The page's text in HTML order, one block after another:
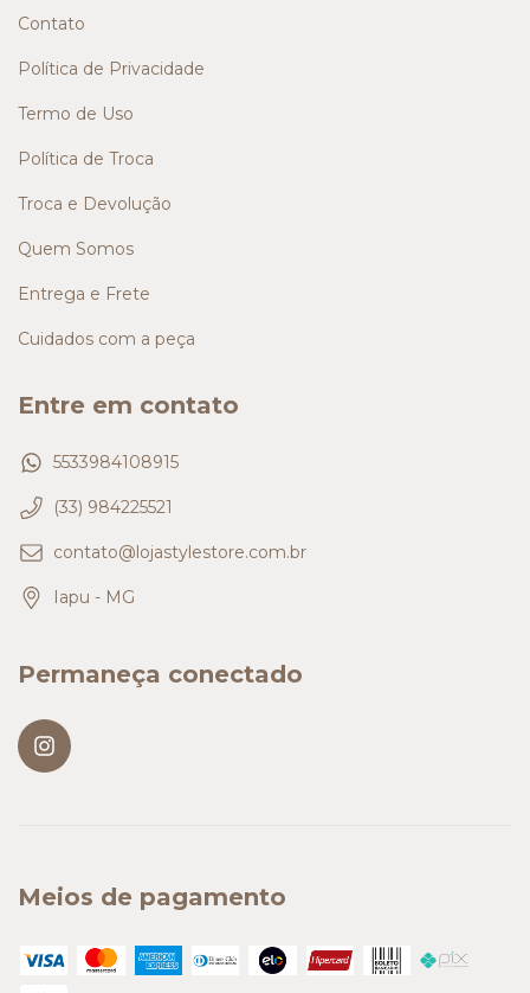
Contato
Política de Privacidade
Termo de Uso
Política de Troca
Troca e Devolução
Quem Somos
Entrega e Frete
Cuidados com a peça
Entre em contato
5533984108915
(33) 984225521
contato@lojastylestore.com.br
Iapu - MG
Permaneça conectado
Meios de pagamento